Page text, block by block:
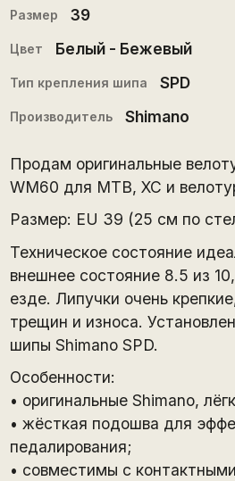
Размер 39
Цвет Белый - Бежевый
Тип крепления шипа SPD
Производитель Shimano
Продам оригинальные
WM60 для MTB, XC и
Размер: EU 39 (25 см по
Техническое состояние
внешнее состояние 8.5 из
езде. Липучки очень
трещин и износа.
шипы Shimano SPD.
Особенности:
• оригинальные Shimano,
• жёсткая подошва для
педалирования;
• совместимы с